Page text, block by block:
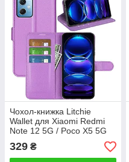
Чохол-книжка Litchie
Wallet для Xiaomi Redmi
Note 12 5G / Poco X5 5G
Violet
329 ₴